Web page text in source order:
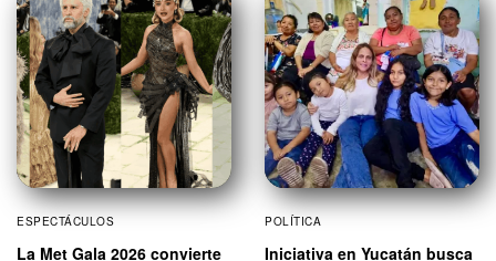
ESPECTÁCULOS
La Met Gala 2026 convierte
POLÍTICA
Iniciativa en Yucatán busca